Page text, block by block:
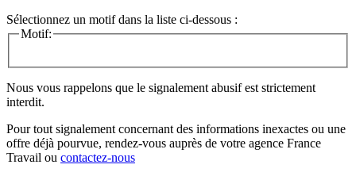
Sélectionnez un motif dans la liste ci-dessous :
Motif:
Nous vous rappelons que le signalement abusif est strictement
interdit.
Pour tout signalement concernant des informations inexactes ou une
offre déjà pourvue, rendez-vous auprès de votre agence France
Travail ou contactez-nous